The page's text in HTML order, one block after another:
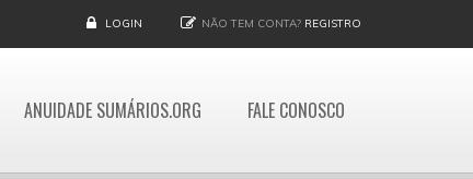
LOGIN NÃO TEM CONTA? REGISTRO
ANUIDADE SUMÁRIOS.ORG FALE CONOSCO